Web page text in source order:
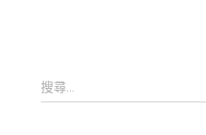
搜
尋
搜尋...